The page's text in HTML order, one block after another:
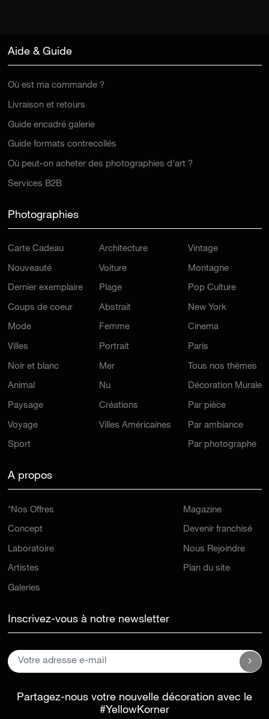
Aide & Guide
Où est ma commande ?
Livraison et retours
Guide encadré galerie
Guide formats contrecollés
Où peut-on acheter des photographies d'art ?
Services B2B
Photographies
Carte Cadeau
Nouveauté
Dernier exemplaire
Coups de coeur
Mode
Villes
Noir et blanc
Animal
Paysage
Voyage
Sport
Architecture
Voiture
Plage
Abstrait
Femme
Portrait
Mer
Nu
Créations
Villes Américaines
Vintage
Montagne
Pop Culture
New York
Cinema
Paris
Tous nos thèmes
Décoration Murale
Par pièce
Par ambiance
Par photographe
A propos
*Nos Offres
Concept
Laboratoire
Artistes
Galeries
Magazine
Devenir franchisé
Nous Rejoindre
Plan du site
Inscrivez-vous à notre newsletter
Partagez-nous votre nouvelle décoration avec le
#YellowKorner